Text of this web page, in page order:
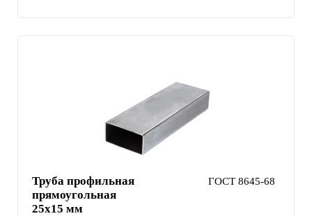
Труба профильная
прямоугольная
25х15 мм
ГОСТ 8645-68